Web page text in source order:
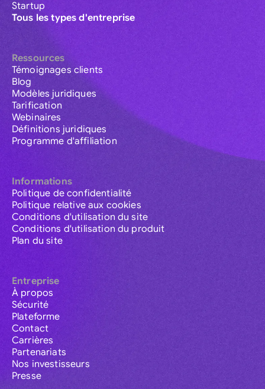
Startup
Tous les types d'entreprise
Ressources
Témoignages clients
Blog
Modèles juridiques
Tarification
Webinaires
Définitions juridiques
Programme d'affiliation
Informations
Politique de confidentialité
Politique relative aux cookies
Conditions d'utilisation du site
Conditions d'utilisation du produit
Plan du site
Entreprise
À propos
Sécurité
Plateforme
Contact
Carrières
Partenariats
Nos investisseurs
Presse